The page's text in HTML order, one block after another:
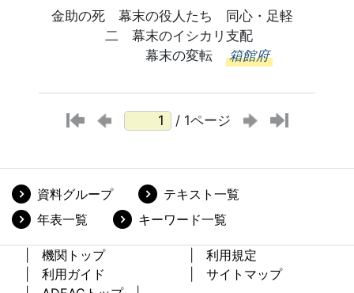
金助の死 幕末の役人たち 同心・足軽
二 幕末のイシカリ支配
幕末の変転 箱館府
/ 1ページ
資料グループ
テキスト一覧
年表一覧
キーワード一覧
機関トップ
利用規定
利用ガイド
サイトマップ